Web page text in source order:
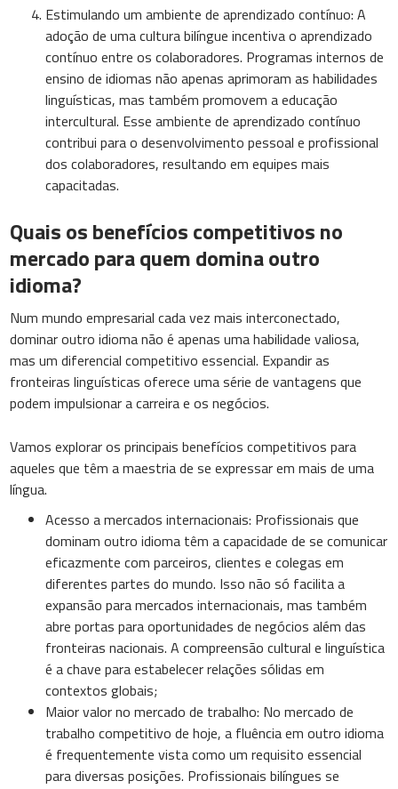
Estimulando um ambiente de aprendizado contínuo: A
adoção de uma cultura bilíngue incentiva o aprendizado
contínuo entre os colaboradores. Programas internos de
ensino de idiomas não apenas aprimoram as habilidades
linguísticas, mas também promovem a educação
intercultural. Esse ambiente de aprendizado contínuo
contribui para o desenvolvimento pessoal e profissional
dos colaboradores, resultando em equipes mais
capacitadas.
Quais os benefícios competitivos no
mercado para quem domina outro
idioma?
Num mundo empresarial cada vez mais interconectado,
dominar outro idioma não é apenas uma habilidade valiosa,
mas um diferencial competitivo essencial. Expandir as
fronteiras linguísticas oferece uma série de vantagens que
podem impulsionar a carreira e os negócios.
Vamos explorar os principais benefícios competitivos para
aqueles que têm a maestria de se expressar em mais de uma
língua.
Acesso a mercados internacionais: Profissionais que
dominam outro idioma têm a capacidade de se comunicar
eficazmente com parceiros, clientes e colegas em
diferentes partes do mundo. Isso não só facilita a
expansão para mercados internacionais, mas também
abre portas para oportunidades de negócios além das
fronteiras nacionais. A compreensão cultural e linguística
é a chave para estabelecer relações sólidas em
contextos globais;
Maior valor no mercado de trabalho: No mercado de
trabalho competitivo de hoje, a fluência em outro idioma
é frequentemente vista como um requisito essencial
para diversas posições. Profissionais bilíngues se